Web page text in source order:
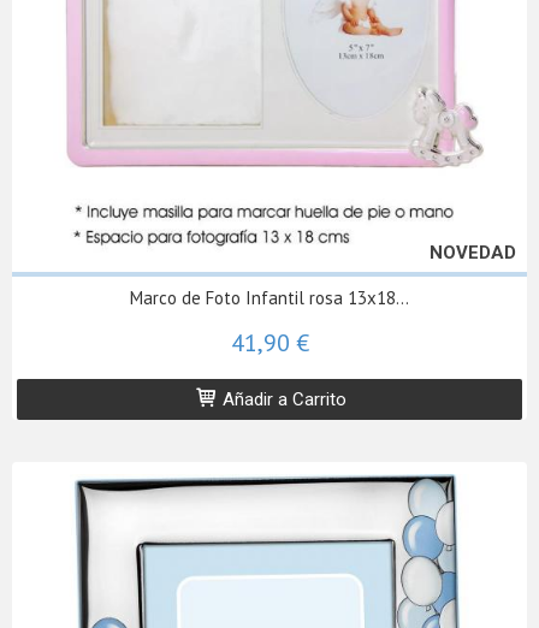
NOVEDAD
Marco de Foto Infantil rosa 13x18...
41,90 €
Añadir a Carrito